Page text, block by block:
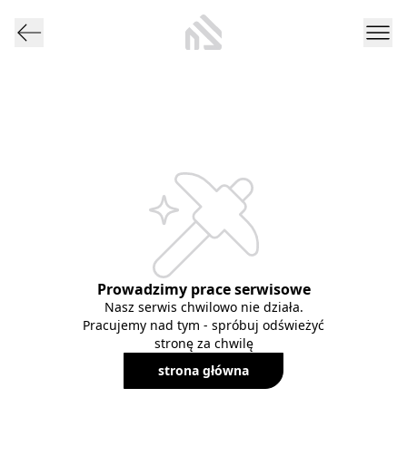
Prowadzimy prace serwisowe
Nasz serwis chwilowo nie działa.
Pracujemy nad tym - spróbuj odświeżyć
stronę za chwilę
strona główna